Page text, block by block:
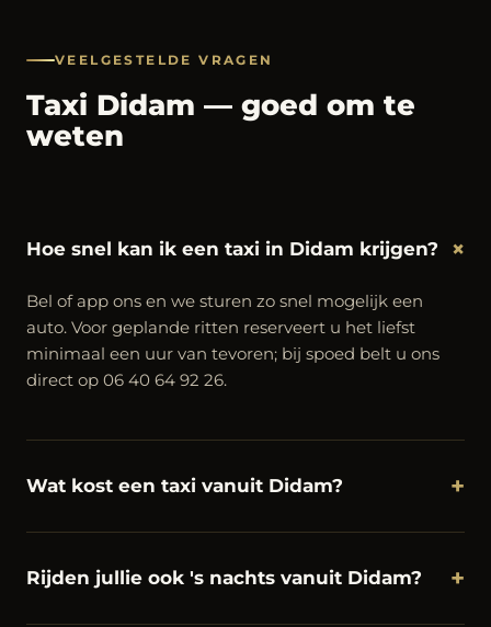
VEELGESTELDE VRAGEN
Taxi Didam — goed om te
weten
Hoe snel kan ik een taxi in Didam krijgen? +
Bel of app ons en we sturen zo snel mogelijk een
auto. Voor geplande ritten reserveert u het liefst
minimaal een uur van tevoren; bij spoed belt u ons
direct op 06 40 64 92 26.
Wat kost een taxi vanuit Didam? +
Rijden jullie ook 's nachts vanuit Didam? +